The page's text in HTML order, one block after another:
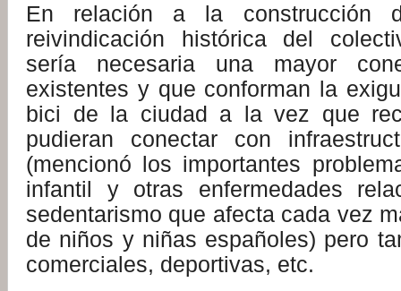
En relación a la construcción
reivindicación histórica del
sería necesaria una mayor
existentes y que conforman la
bici de la ciudad a la vez que
pudieran conectar con
(mencionó los importantes
infantil y otras enfermedades
sedentarismo que afecta cada vez
de niños y niñas españoles) pero
comerciales, deportivas, etc.